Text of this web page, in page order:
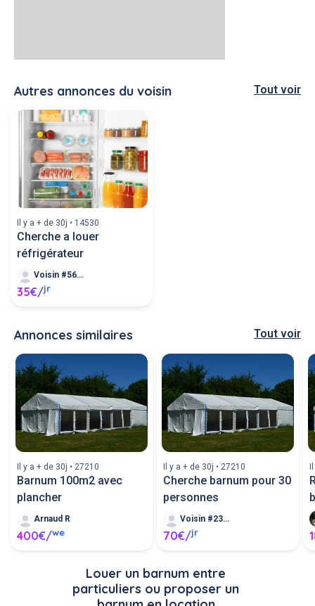
Autres annonces du voisin Tout voir
Il y a + de 30j • 14530
Cherche a louer
réfrigérateur
Voisin #562877
35€/jr
Annonces similaires Tout voir
Il y a + de 30j • 27210
Barnum 100m2 avec
plancher
Arnaud R
400€/we
Il y a + de 30j • 27210
Cherche barnum pour 30
personnes
Voisin #23626
70€/jr
Il
Louer un barnum entre
particuliers ou proposer un